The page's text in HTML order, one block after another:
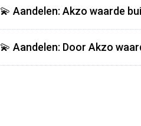
💫 Aandelen: Akzo waarde
💫 Aandelen: Door Akzo